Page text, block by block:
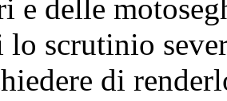
e delle
lo scrutinio
di